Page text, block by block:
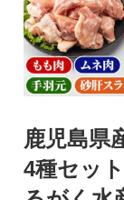
鹿児島県
4種セッ